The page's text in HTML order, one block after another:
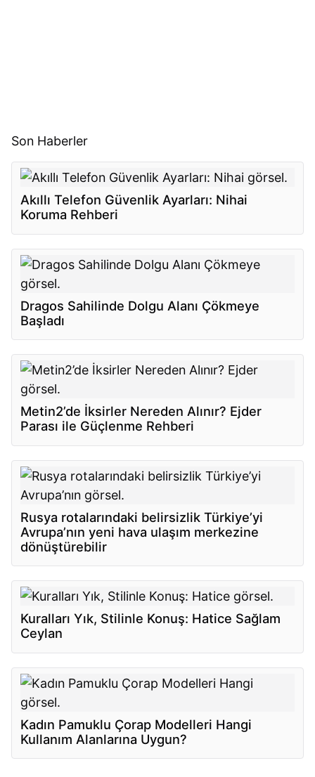
Son Haberler
Akıllı Telefon Güvenlik Ayarları: Nihai
Koruma Rehberi
Dragos Sahilinde Dolgu Alanı Çökmeye
Başladı
Metin2’de İksirler Nereden Alınır? Ejder
Parası ile Güçlenme Rehberi
Rusya rotalarındaki belirsizlik Türkiye’yi
Avrupa’nın yeni hava ulaşım merkezine
dönüştürebilir
Kuralları Yık, Stilinle Konuş: Hatice Sağlam
Ceylan
Kadın Pamuklu Çorap Modelleri Hangi
Kullanım Alanlarına Uygun?